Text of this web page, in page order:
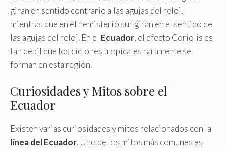
giran en sentido contrario a las agujas del reloj,
mientras que en el hemisferio sur giran en el sentido de
las agujas del reloj. En el Ecuador, el efecto Coriolis es
tan débil que los ciclones tropicales raramente se
forman en esta región.
Curiosidades y Mitos sobre el
Ecuador
Existen varias curiosidades y mitos relacionados con la
línea del Ecuador. Uno de los mitos más comunes es